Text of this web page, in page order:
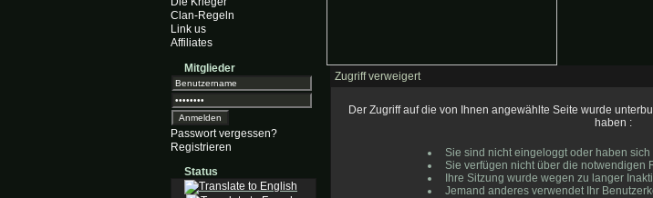
Clan-Regeln
Link us
Affiliates
Mitglieder
Passwort vergessen?
Registrieren
Status
Zugriff verweigert
Der Zugriff auf die von Ihnen angewählte Seite wurde
haben :
Sie sind nicht eingeloggt oder haben
Sie verfügen nicht über die notwendigen
Ihre Sitzung wurde wegen zu langer
Jemand anderes verwendet Ihr